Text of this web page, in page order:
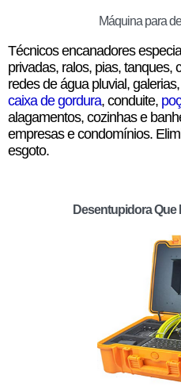
Máquina para
Técnicos encanadores
privadas, ralos, pias, tanques,
redes de água pluvial,
caixa de gordura, conduite,
alagamentos, cozinhas e
empresas e condomínios.
esgoto.
Desentupidora Que